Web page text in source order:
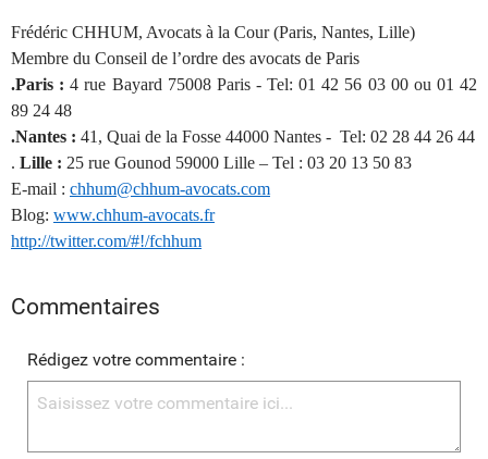
Frédéric CHHUM, Avocats à la Cour (Paris, Nantes, Lille)
Membre du Conseil de l’ordre des avocats de Paris
.Paris : 4 rue Bayard 75008 Paris - Tel: 01 42 56 03 00 ou 01 42
89 24 48
.Nantes : 41, Quai de la Fosse 44000 Nantes - Tel: 02 28 44 26 44
. Lille : 25 rue Gounod 59000 Lille – Tel : 03 20 13 50 83
E-mail : chhum@chhum-avocats.com
Blog: www.chhum-avocats.fr
http://twitter.com/#!/fchhum
Commentaires
Rédigez votre commentaire :